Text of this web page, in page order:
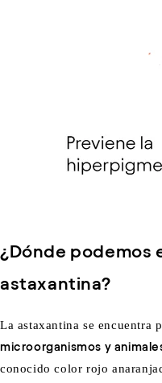
¿Dónde podemos
astaxantina?
La astaxantina se encuentra
microorganismos y
conocido color rojo